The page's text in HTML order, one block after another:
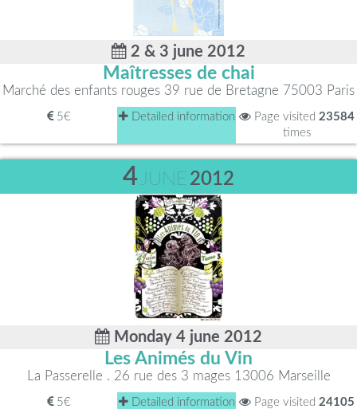
2 & 3 june 2012
Maîtresses de chai
Marché des enfants rouges 39 rue de Bretagne 75003 Paris
5€ Detailed information Page visited 23584
times
4JUNE 2012
Monday 4 june 2012
Les Animés du Vin
La Passerelle . 26 rue des 3 mages 13006 Marseille
5€ Detailed information Page visited 24105